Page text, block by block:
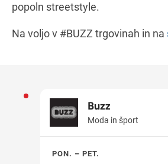
popoln streetstyle.
Na voljo v #BUZZ trgovinah in na
Buzz
Moda in šport
PON. – PET.